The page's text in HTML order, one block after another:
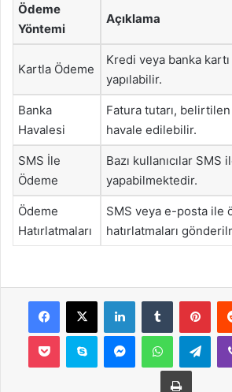
Ödeme
Yöntemi
Açıklama
Kartla Ödeme
Kredi veya banka kartı
yapılabilir.
Banka
Havalesi
Fatura tutarı,
havale edilebilir.
SMS İle
Ödeme
Bazı kullanıcılar
yapabilmektedir.
Ödeme
Hatırlatmaları
SMS veya e-posta ile
hatırlatmaları
Facebook
X LinkedInTumblr
Pocket Skype MessengerWhatsApp
Yazdır